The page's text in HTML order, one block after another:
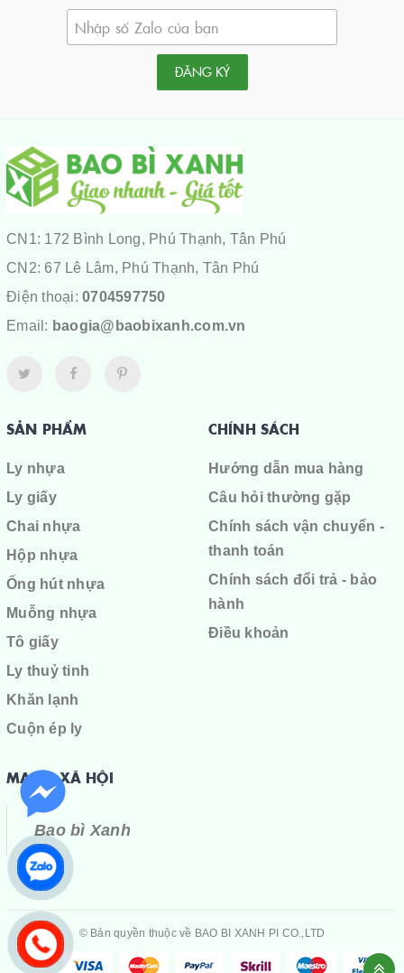
ĐĂNG KÝ
CN1: 172 Bình Long, Phú Thạnh, Tân Phú
CN2: 67 Lê Lâm, Phú Thạnh, Tân Phú
Điện thoại: 0704597750
Email: baogia@baobixanh.com.vn
SẢN PHẨM
Ly nhựa
Ly giấy
Chai nhựa
Hộp nhựa
Ống hút nhựa
Muỗng nhựa
Tô giấy
Ly thuỷ tinh
Khăn lạnh
Cuộn ép ly
CHÍNH SÁCH
Hướng dẫn mua hàng
Câu hỏi thường gặp
Chính sách vận chuyển -
thanh toán
Chính sách đổi trả - bảo
hành
Điều khoản
MẠNG XÃ HỘI
Bao bì Xanh
© Bản quyền thuộc về BAO BI XANH PI CO.,LTD